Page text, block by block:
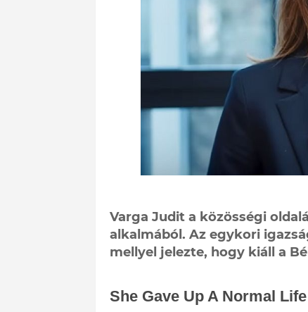
Varga Judit a közösségi
alkalmából. Az egykori
mellyel jelezte, hogy kiáll a